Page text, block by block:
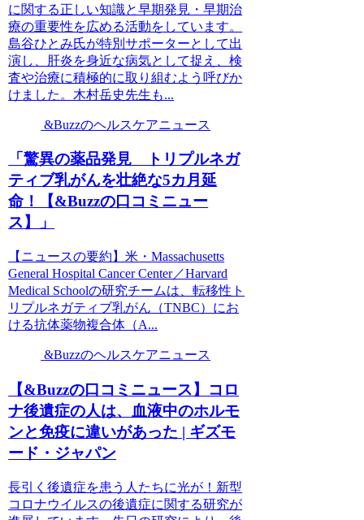
に関する正しい知識と早期発見・早期治
療の重要性を広める活動をしています。
島谷ひとみ氏が特別サポーターとして出
演し、肝炎を身近な病気として捉え、検
査や治療に積極的に取り組むよう呼びか
けました。木村岳史先生も...
&Buzzのヘルスケアニュース
「驚異の薬品発見 トリプルネガ
ティブ乳がんを壮絶な5カ月延
命！【&Buzzの口コミニュー
ス】」
【ニュースの要約】米・Massachusetts
General Hospital Cancer Center／Harvard
Medical Schoolの研究チームは、転移性ト
リプルネガティブ乳がん（TNBC）にお
ける抗体薬物複合体（A...
&Buzzのヘルスケアニュース
【&Buzzの口コミニュース】コロ
ナ後遺症の人は、血液中のホルモ
ンと免疫に違いがあった | ギズモ
ード・ジャパン
長引く後遺症を患う人たちに光が！新型
コロナウイルスの後遺症に関する研究が